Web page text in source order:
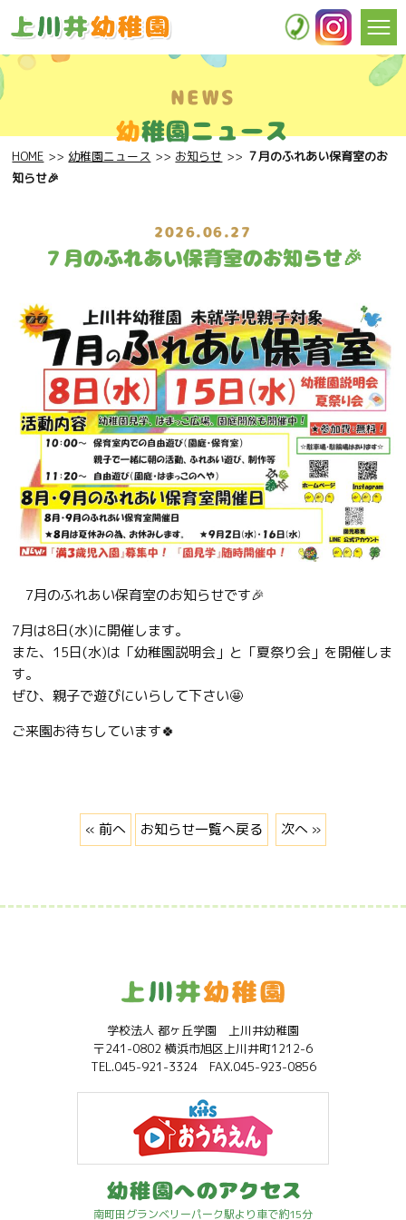
NEWS
幼稚園ニュース
HOME 幼稚園ニュース お知らせ
７月のふれあい保育室のお
知らせ🎉
2026.06.27
７月のふれあい保育室のお知らせ🎉
7月のふれあい保育室のお知らせです🎉
7月は8日(水)に開催します。
また、15日(水)は「幼稚園説明会」と「夏祭り会」を開催しま
す。
ぜひ、親子で遊びにいらして下さい🤩
ご来園お待ちしています🍀
« 前へ お知らせ一覧へ戻る 次へ »
学校法人 都ヶ丘学園 上川井幼稚園
〒241-0802 横浜市旭区上川井町1212-6
TEL.045-921-3324 FAX.045-923-0856
南町田グランベリーパーク駅より車で約15分